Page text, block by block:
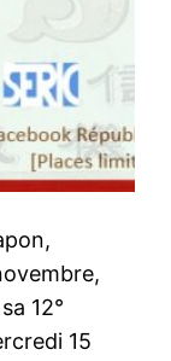
12°
15